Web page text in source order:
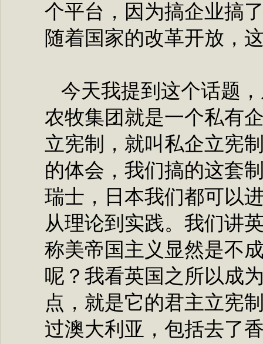
个平台，因为搞企业搞
随着国家的改革开放，
今天我提到这个话题
农牧集团就是一个私有
立宪制，就叫私企立宪
的体会，我们搞的这套
瑞士，日本我们都可以
从理论到实践。我们讲
称美帝国主义显然是不
呢？我看英国之所以成
点，就是它的君主立宪
过澳大利亚，包括去了